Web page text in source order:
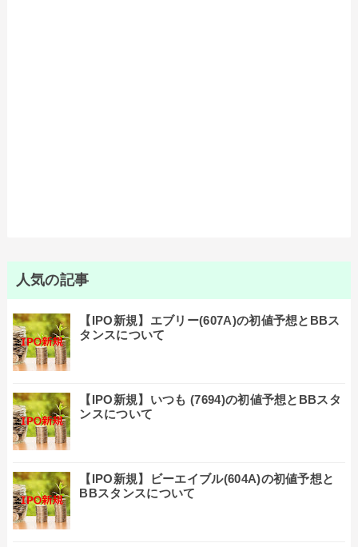
人気の記事
【IPO新規】エブリー(607A)の初値予想とBBス
タンスについて
【IPO新規】いつも (7694)の初値予想とBBスタ
ンスについて
【IPO新規】ビーエイブル(604A)の初値予想と
BBスタンスについて